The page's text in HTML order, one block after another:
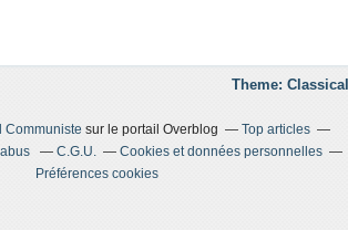
Theme:
Communiste sur le portail Overblog
Top articles
C.G.U.
Cookies et données personnelles
Préférences cookies